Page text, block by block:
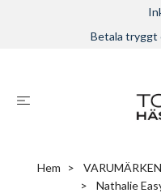
Betala tryggt
Hem VARUMÄRKEN
Nathalie